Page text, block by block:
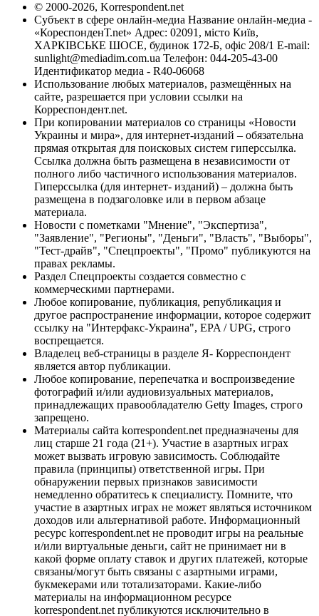
© 2000-2026, Korrespondent.net
Субъект в сфере онлайн-медиа Название онлайн-медиа -
«КореспонденТ.net» Адрес: 02091, місто Київ,
ХАРКІВСЬКЕ ШОСЕ, будинок 172-Б, офіс 208/1 E-mail:
sunlight@mediadim.com.ua Телефон: 044-205-43-00
Идентификатор медиа - R40-06068
Использование любых материалов, размещённых на
сайте, разрешается при условии ссылки на
Корреспондент.net.
При копировании материалов со страницы «Новости
Украины и мира», для интернет-изданий – обязательна
прямая открытая для поисковых систем гиперссылка.
Ссылка должна быть размещена в независимости от
полного либо частичного использования материалов.
Гиперссылка (для интернет- изданий) – должна быть
размещена в подзаголовке или в первом абзаце
материала.
Новости с пометками "Мнение", "Экспертиза",
"Заявление", "Регионы", "Деньги", "Власть", "Выборы",
"Тест-драйв", "Спецпроекты", "Промо" публикуются на
правах рекламы.
Раздел Спецпроекты создается совместно с
коммерческими партнерами.
Любое копирование, публикация, републикация и
другое распространение информации, которое содержит
ссылку на "Интерфакс-Украина", EPA / UPG, строго
воспрещается.
Владелец веб-страницы в разделе Я- Корреспондент
является автор публикации.
Любое копирование, перепечатка и воспроизведение
фотографий и/или аудиовизуальных материалов,
принадлежащих правообладателю Getty Images, строго
запрещено.
Материалы сайта korrespondent.net предназначены для
лиц старше 21 года (21+). Участие в азартных играх
может вызвать игровую зависимость. Соблюдайте
правила (принципы) ответственной игры. При
обнаружении первых признаков зависимости
немедленно обратитесь к специалисту. Помните, что
участие в азартных играх не может являться источником
доходов или альтернативой работе. Информационный
ресурс korrespondent.net не проводит игры на реальные
и/или виртуальные деньги, сайт не принимает ни в
какой форме оплату ставок и других платежей, которые
связаны/могут быть связаны с азартными играми,
букмекерами или тотализаторами. Какие-либо
материалы на информационном ресурсе
korrespondent.net публикуются исключительно в